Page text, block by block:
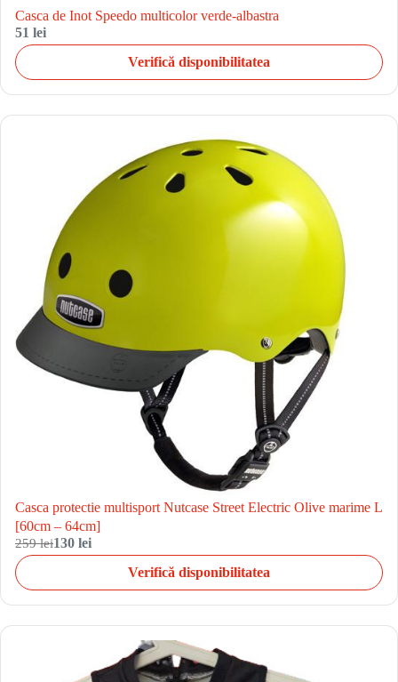
Casca de Inot Speedo multicolor verde-albastra
51 lei
Verifică disponibilitatea
Casca protectie multisport Nutcase Street Electric Olive marime L
[60cm – 64cm]
259 lei130 lei
Verifică disponibilitatea